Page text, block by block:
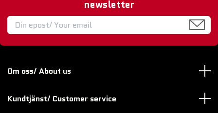
newsletter
Om oss/ About us
Kundtjänst/ Customer service